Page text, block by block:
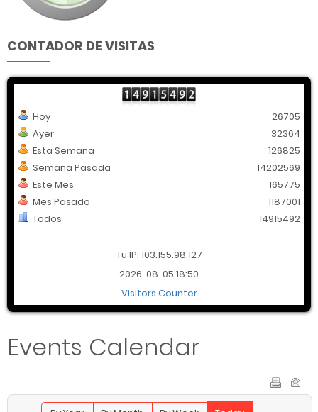
CONTADOR DE VISITAS
Hoy
Ayer
Esta Semana
Semana Pasada
Este Mes
Mes Pasado
Todos
26705
32364
126825
14202569
165775
1187001
14915492
Tu IP: 103.155.98.127
2026-08-05 18:50
Visitors Counter
Events Calendar